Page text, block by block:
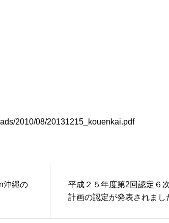
2010/08/20131215_kouenkai.pdf
沖縄の
平成２５年度第2回認定６
計画の認定が発表されまし